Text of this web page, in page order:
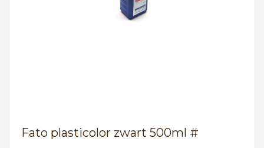
Fato plasticolor zwart 500ml #